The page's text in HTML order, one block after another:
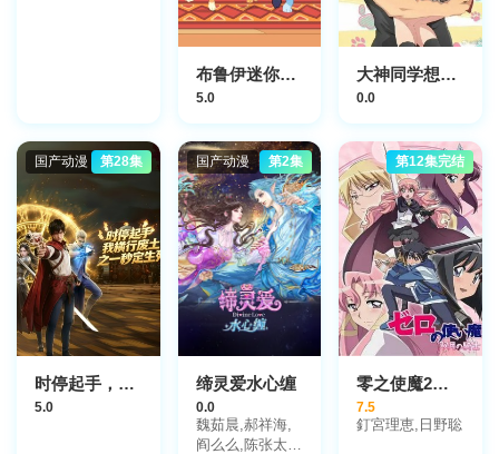
布鲁伊迷你剧第二季国语版
5.0
大神同学想被吃掉
0.0
国产动漫 第28集
时停起手，我横行废土之一秒定生死
5.0
国产动漫 第2集
缔灵爱水心缠
0.0
魏茹晨,郝祥海,
阎么么,陈张太
第12集完结
零之使魔2～双月的骑士
7.5
釘宮理恵,日野聡